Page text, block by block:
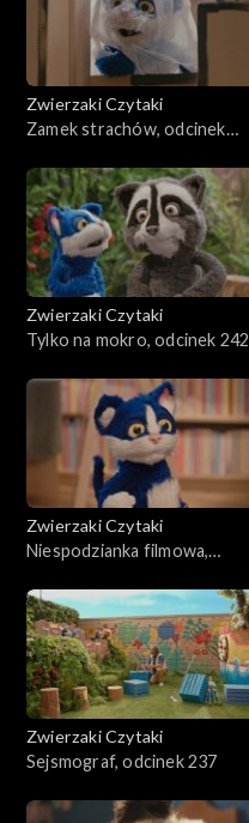
Zwierzaki Czytaki
Zamek strachów, odcinek
Zwierzaki Czytaki
Tylko na mokro, odcinek 242
Zwierzaki Czytaki
Niespodzianka filmowa,
Zwierzaki Czytaki
Sejsmograf, odcinek 237